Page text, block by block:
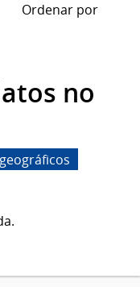
Ordenar por
no